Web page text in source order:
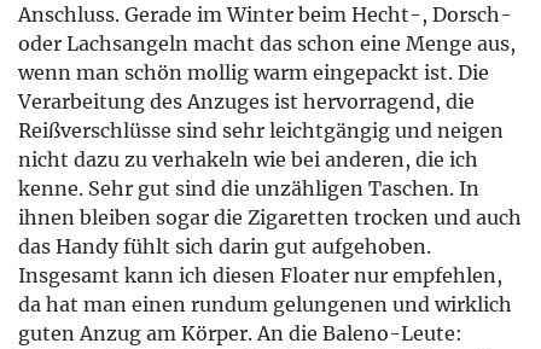
Anschluss. Gerade im Winter beim Hecht-, Dorsch-
oder Lachsangeln macht das schon eine Menge aus,
wenn man schön mollig warm eingepackt ist. Die
Verarbeitung des Anzuges ist hervorragend, die
Reißverschlüsse sind sehr leichtgängig und neigen
nicht dazu zu verhakeln wie bei anderen, die ich
kenne. Sehr gut sind die unzähligen Taschen. In
ihnen bleiben sogar die Zigaretten trocken und auch
das Handy fühlt sich darin gut aufgehoben.
Insgesamt kann ich diesen Floater nur empfehlen,
da hat man einen rundum gelungenen und wirklich
guten Anzug am Körper. An die Baleno-Leute: